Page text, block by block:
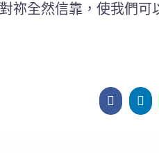
祢全然信靠，使我們